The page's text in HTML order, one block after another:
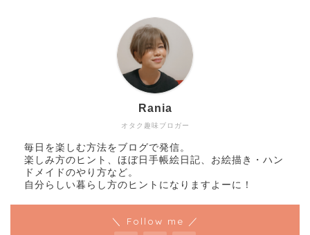
オタク趣味ブロガー
Rania
毎日を楽しむ方法をブログで発信。
楽しみ方のヒント、ほぼ日手帳絵日記、お絵描き・ハン
ドメイドのやり方など。
自分らしい暮らし方のヒントになりますよーに！
＼ Follow me ／